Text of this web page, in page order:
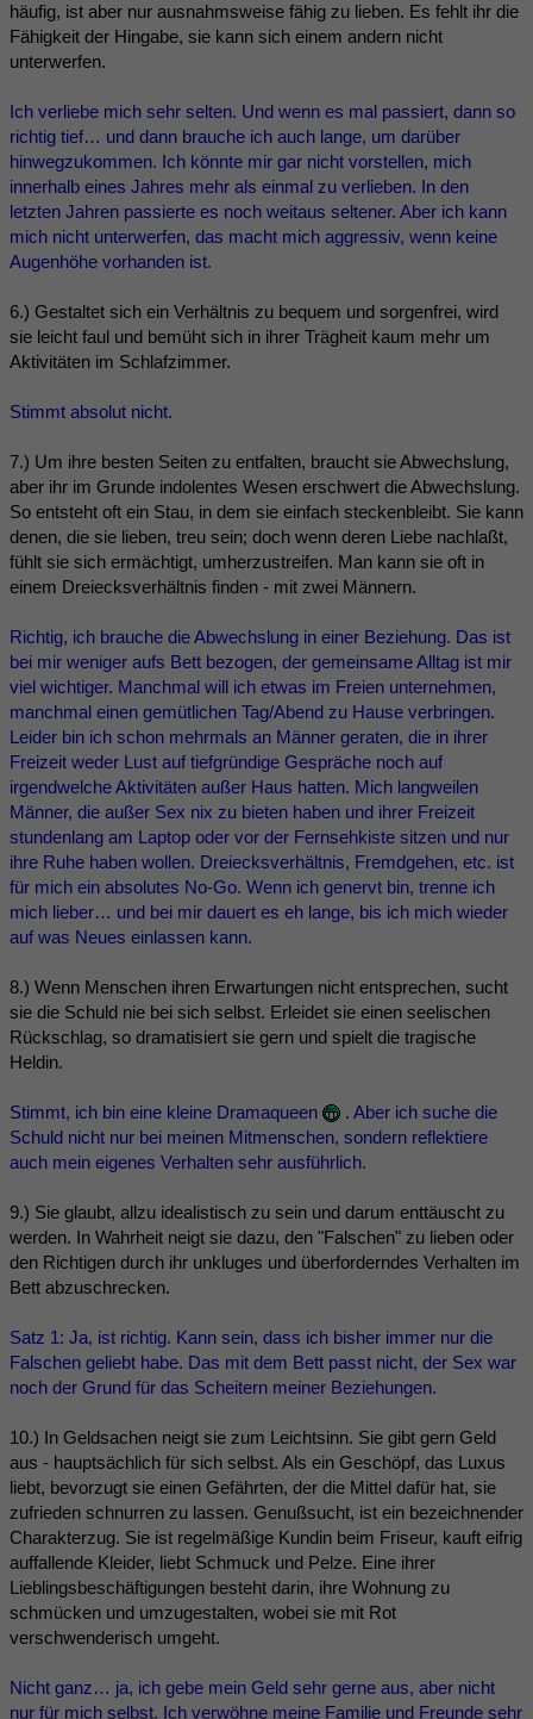
häufig, ist aber nur ausnahmsweise fähig zu lieben. Es fehlt ihr die
Fähigkeit der Hingabe, sie kann sich einem andern nicht
unterwerfen.
Ich verliebe mich sehr selten. Und wenn es mal passiert, dann so
richtig tief… und dann brauche ich auch lange, um darüber
hinwegzukommen. Ich könnte mir gar nicht vorstellen, mich
innerhalb eines Jahres mehr als einmal zu verlieben. In den
letzten Jahren passierte es noch weitaus seltener. Aber ich kann
mich nicht unterwerfen, das macht mich aggressiv, wenn keine
Augenhöhe vorhanden ist.
6.) Gestaltet sich ein Verhältnis zu bequem und sorgenfrei, wird
sie leicht faul und bemüht sich in ihrer Trägheit kaum mehr um
Aktivitäten im Schlafzimmer.
Stimmt absolut nicht.
7.) Um ihre besten Seiten zu entfalten, braucht sie Abwechslung,
aber ihr im Grunde indolentes Wesen erschwert die Abwechslung.
So entsteht oft ein Stau, in dem sie einfach steckenbleibt. Sie kann
denen, die sie lieben, treu sein; doch wenn deren Liebe nachlaßt,
fühlt sie sich ermächtigt, umherzustreifen. Man kann sie oft in
einem Dreiecksverhältnis finden - mit zwei Männern.
Richtig, ich brauche die Abwechslung in einer Beziehung. Das ist
bei mir weniger aufs Bett bezogen, der gemeinsame Alltag ist mir
viel wichtiger. Manchmal will ich etwas im Freien unternehmen,
manchmal einen gemütlichen Tag/Abend zu Hause verbringen.
Leider bin ich schon mehrmals an Männer geraten, die in ihrer
Freizeit weder Lust auf tiefgründige Gespräche noch auf
irgendwelche Aktivitäten außer Haus hatten. Mich langweilen
Männer, die außer Sex nix zu bieten haben und ihrer Freizeit
stundenlang am Laptop oder vor der Fernsehkiste sitzen und nur
ihre Ruhe haben wollen. Dreiecksverhältnis, Fremdgehen, etc. ist
für mich ein absolutes No-Go. Wenn ich genervt bin, trenne ich
mich lieber… und bei mir dauert es eh lange, bis ich mich wieder
auf was Neues einlassen kann.
8.) Wenn Menschen ihren Erwartungen nicht entsprechen, sucht
sie die Schuld nie bei sich selbst. Erleidet sie einen seelischen
Rückschlag, so dramatisiert sie gern und spielt die tragische
Heldin.
Stimmt, ich bin eine kleine Dramaqueen
. Aber ich suche die
Schuld nicht nur bei meinen Mitmenschen, sondern reflektiere
auch mein eigenes Verhalten sehr ausführlich.
9.) Sie glaubt, allzu idealistisch zu sein und darum enttäuscht zu
werden. In Wahrheit neigt sie dazu, den "Falschen" zu lieben oder
den Richtigen durch ihr unkluges und überforderndes Verhalten im
Bett abzuschrecken.
Satz 1: Ja, ist richtig. Kann sein, dass ich bisher immer nur die
Falschen geliebt habe. Das mit dem Bett passt nicht, der Sex war
noch der Grund für das Scheitern meiner Beziehungen.
10.) In Geldsachen neigt sie zum Leichtsinn. Sie gibt gern Geld
aus - hauptsächlich für sich selbst. Als ein Geschöpf, das Luxus
liebt, bevorzugt sie einen Gefährten, der die Mittel dafür hat, sie
zufrieden schnurren zu lassen. Genußsucht, ist ein bezeichnender
Charakterzug. Sie ist regelmäßige Kundin beim Friseur, kauft eifrig
auffallende Kleider, liebt Schmuck und Pelze. Eine ihrer
Lieblingsbeschäftigungen besteht darin, ihre Wohnung zu
schmücken und umzugestalten, wobei sie mit Rot
verschwenderisch umgeht.
Nicht ganz… ja, ich gebe mein Geld sehr gerne aus, aber nicht
nur für mich selbst. Ich verwöhne meine Familie und Freunde sehr